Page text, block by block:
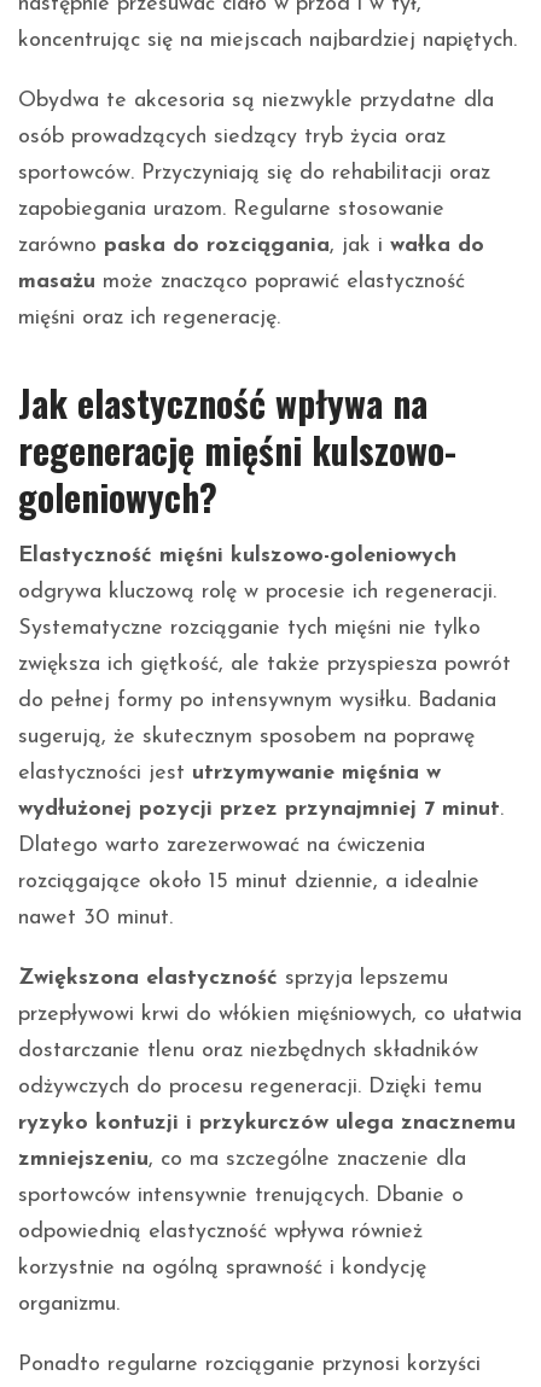
koncentrując się na miejscach najbardziej napiętych.
Obydwa te akcesoria są niezwykle przydatne dla
osób prowadzących siedzący tryb życia oraz
sportowców. Przyczyniają się do rehabilitacji oraz
zapobiegania urazom. Regularne stosowanie
zarówno paska do rozciągania, jak i wałka do
masażu może znacząco poprawić elastyczność
mięśni oraz ich regenerację.
Jak elastyczność wpływa na
regenerację mięśni kulszowo-
goleniowych?
Elastyczność mięśni kulszowo-goleniowych
odgrywa kluczową rolę w procesie ich regeneracji.
Systematyczne rozciąganie tych mięśni nie tylko
zwiększa ich giętkość, ale także przyspiesza powrót
do pełnej formy po intensywnym wysiłku. Badania
sugerują, że skutecznym sposobem na poprawę
elastyczności jest utrzymywanie mięśnia w
wydłużonej pozycji przez przynajmniej 7 minut.
Dlatego warto zarezerwować na ćwiczenia
rozciągające około 15 minut dziennie, a idealnie
nawet 30 minut.
Zwiększona elastyczność sprzyja lepszemu
przepływowi krwi do włókien mięśniowych, co ułatwia
dostarczanie tlenu oraz niezbędnych składników
odżywczych do procesu regeneracji. Dzięki temu
ryzyko kontuzji i przykurczów ulega znacznemu
zmniejszeniu, co ma szczególne znaczenie dla
sportowców intensywnie trenujących. Dbanie o
odpowiednią elastyczność wpływa również
korzystnie na ogólną sprawność i kondycję
organizmu.
Ponadto regularne rozciąganie przynosi korzyści